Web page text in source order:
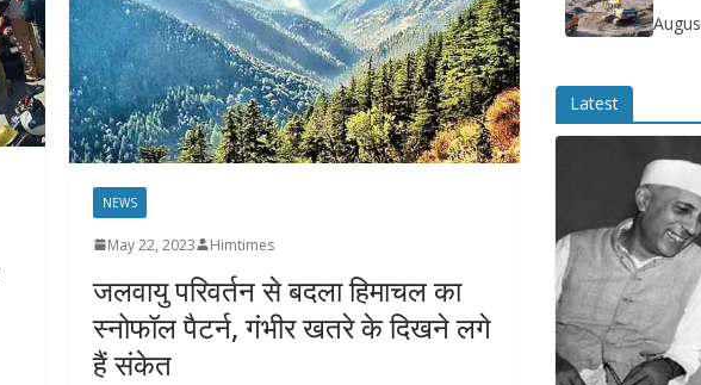
NEWS
May 22, 2023 Himtimes
जलवायु परिवर्तन से बदला हिमाचल का
स्नोफॉल पैटर्न, गंभीर खतरे के दिखने लगे
हैं संकेत
Latest